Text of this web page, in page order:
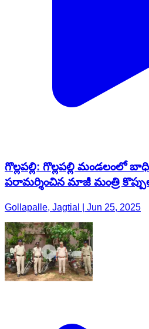
గొల్లపల్లి: గొల్లపల్లి మండలంలో
పరామర్శించిన మాజీ మంత్రి
Gollapalle, Jagtial | Jun 25, 2025